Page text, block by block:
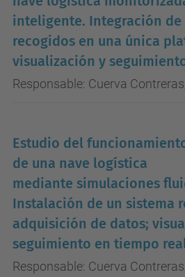
inteligente. Integración de
recogidos en una única
visualización y
Responsable: Cuerva
Estudio del
de una nave logística
mediante simulaciones
Instalación de un sistema
adquisición de datos;
seguimiento en tiempo
Responsable: Cuerva